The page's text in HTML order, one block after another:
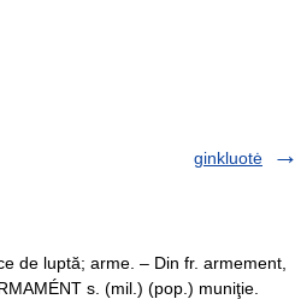
ginkluotė
de luptă; arme. – Din fr. armement,
s. (mil.) (pop.) muniţie.